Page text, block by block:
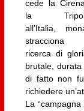
cede la
la
all’Italia,
stracciona
ricerca di
brutale,
di fatto non
richiedere
La